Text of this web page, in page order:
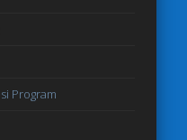
Program